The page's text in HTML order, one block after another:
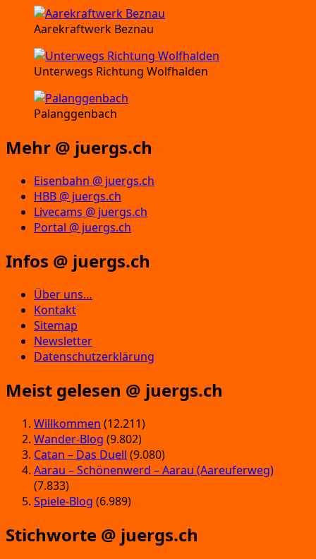
Aarekraftwerk Beznau
Unterwegs Richtung Wolfhalden
Palanggenbach
Mehr @ juergs.ch
Eisenbahn @ juergs.ch
HBB @ juergs.ch
Livecams @ juergs.ch
Portal @ juergs.ch
Infos @ juergs.ch
Über uns…
Kontakt
Sitemap
Newsletter
Datenschutzerklärung
Meist gelesen @ juergs.ch
Willkommen (12.211)
Wander-Blog (9.802)
Catan – Das Duell (9.080)
Aarau – Schönenwerd – Aarau (Aareuferweg)
(7.833)
Spiele-Blog (6.989)
Stichworte @ juergs.ch